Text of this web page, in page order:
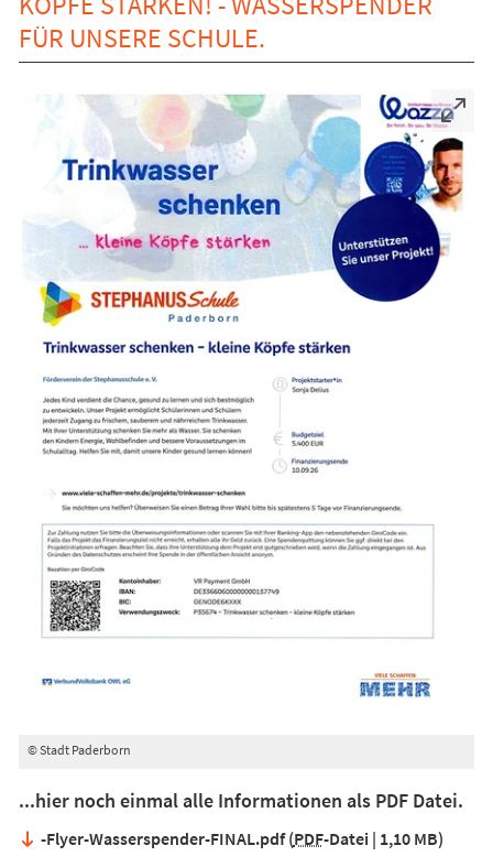
FÜR UNSERE SCHULE.
© Stadt Paderborn
...hier noch einmal alle Informationen als PDF Datei.
-Flyer-Wasserspender-FINAL.pdf PDF-Datei 1,10 MB